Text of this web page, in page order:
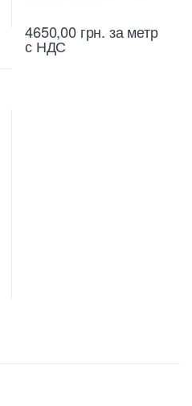
4650,00 грн. за метр
с НДС